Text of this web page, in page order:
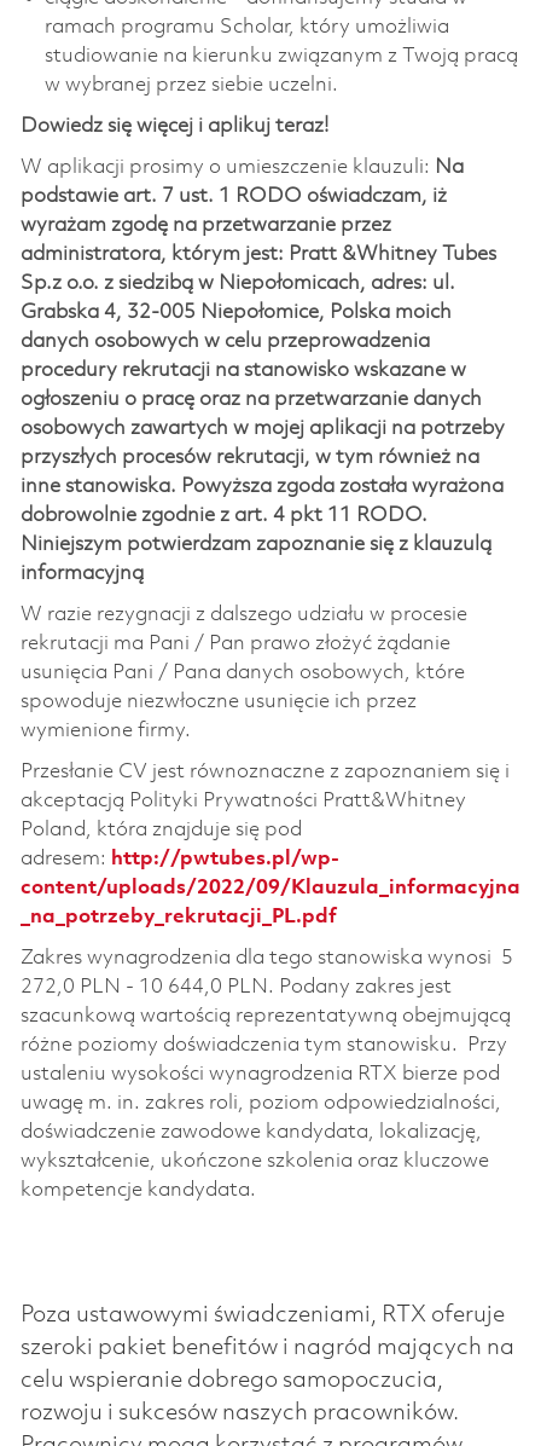
ramach programu Scholar, który umożliwia
studiowanie na kierunku związanym z Twoją pracą
w wybranej przez siebie uczelni.
Dowiedz się więcej i aplikuj teraz!
W aplikacji prosimy o umieszczenie klauzuli: Na
podstawie art. 7 ust. 1 RODO oświadczam, iż
wyrażam zgodę na przetwarzanie przez
administratora, którym jest: Pratt &Whitney Tubes
Sp.z o.o. z siedzibą w Niepołomicach, adres: ul.
Grabska 4, 32-005 Niepołomice, Polska moich
danych osobowych w celu przeprowadzenia
procedury rekrutacji na stanowisko wskazane w
ogłoszeniu o pracę oraz na przetwarzanie danych
osobowych zawartych w mojej aplikacji na potrzeby
przyszłych procesów rekrutacji, w tym również na
inne stanowiska. Powyższa zgoda została wyrażona
dobrowolnie zgodnie z art. 4 pkt 11 RODO.
Niniejszym potwierdzam zapoznanie się z klauzulą
informacyjną
W razie rezygnacji z dalszego udziału w procesie
rekrutacji ma Pani / Pan prawo złożyć żądanie
usunięcia Pani / Pana danych osobowych, które
spowoduje niezwłoczne usunięcie ich przez
wymienione firmy.
Przesłanie CV jest równoznaczne z zapoznaniem się i
akceptacją Polityki Prywatności Pratt&Whitney
Poland, która znajduje się pod
adresem: http://pwtubes.pl/wp-
content/uploads/2022/09/Klauzula_informacyjna
_na_potrzeby_rekrutacji_PL.pdf
Zakres wynagrodzenia dla tego stanowiska wynosi 5
272,0 PLN - 10 644,0 PLN. Podany zakres jest
szacunkową wartością reprezentatywną obejmującą
różne poziomy doświadczenia tym stanowisku. Przy
ustaleniu wysokości wynagrodzenia RTX bierze pod
uwagę m. in. zakres roli, poziom odpowiedzialności,
doświadczenie zawodowe kandydata, lokalizację,
wykształcenie, ukończone szkolenia oraz kluczowe
kompetencje kandydata.
Poza ustawowymi świadczeniami, RTX oferuje
szeroki pakiet benefitów i nagród mających na
celu wspieranie dobrego samopoczucia,
rozwoju i sukcesów naszych pracowników.